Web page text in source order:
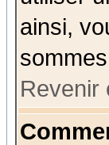
ainsi,
Revenir